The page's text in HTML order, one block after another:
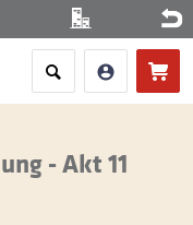
- Akt 11